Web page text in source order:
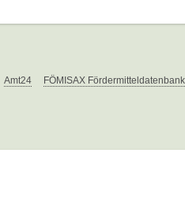
Amt24 FÖMISAX Fördermitteldatenbank